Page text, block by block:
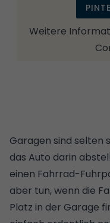
Weitere
Garagen sind selten
das Auto darin
einen Fahrrad-
aber tun, wenn die
Platz in der Garage